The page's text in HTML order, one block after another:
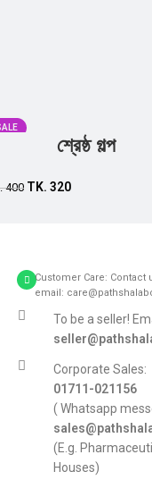
শ্রেষ্ঠ গল্প
400 TK. 320
Customer Care: Contact
email:
To be a seller!
Corporate Sales:
01711-021156
( Whatsapp
(E.g.
Houses)